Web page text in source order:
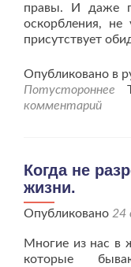
правы. И даже
оскорбления, не
присутствует
Опубликовано в
Потустороннее
комментарий
Когда не
жизни.
Опубликовано 24
Многие из нас в
которые